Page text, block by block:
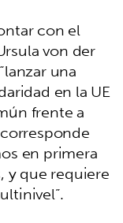
con el
von der
una
en la UE
frente a
en primera
y que requiere